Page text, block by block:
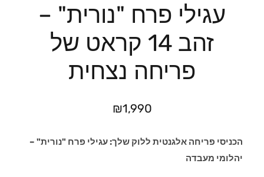
עגילי פרח "נורית" –
זהב 14 קראט של
פריחה נצחית
₪1,990
הכניסי פריחה אלגנטית ללוק שלך: עגילי פרח "נורית" –
יהלומי מעבדה